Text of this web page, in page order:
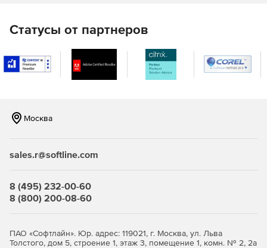
Статусы от партнеров
Москва
sales.r@softline.com
8 (495) 232-00-60
8 (800) 200-08-60
ПАО «Софтлайн». Юр. адрес: 119021, г. Москва, ул. Льва
Толстого, дом 5, строение 1, этаж 3, помещение 1, комн. № 2, 2а